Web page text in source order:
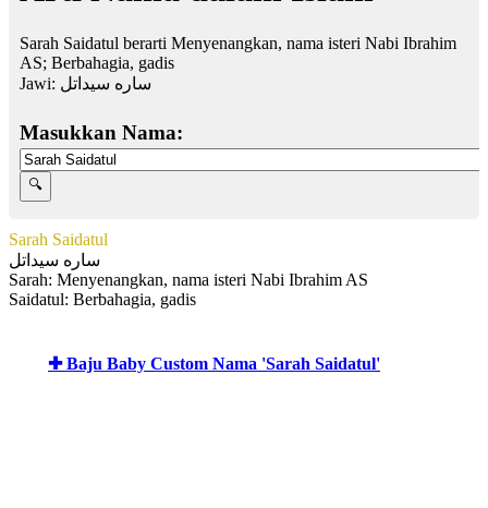
Sarah Saidatul berarti Menyenangkan, nama isteri Nabi Ibrahim
AS; Berbahagia, gadis
Jawi: ساره سيداتل
Masukkan Nama:
Sarah Saidatul
ساره سيداتل
Sarah: Menyenangkan, nama isteri Nabi Ibrahim AS
Saidatul: Berbahagia, gadis
✚ Baju Baby Custom Nama 'Sarah Saidatul'